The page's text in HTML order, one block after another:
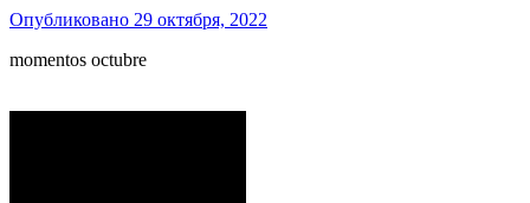
Опубликовано 29 октября, 2022
momentos octubre